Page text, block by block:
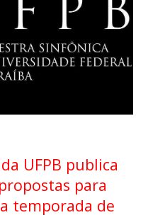
UFPB publica
para
temporada de